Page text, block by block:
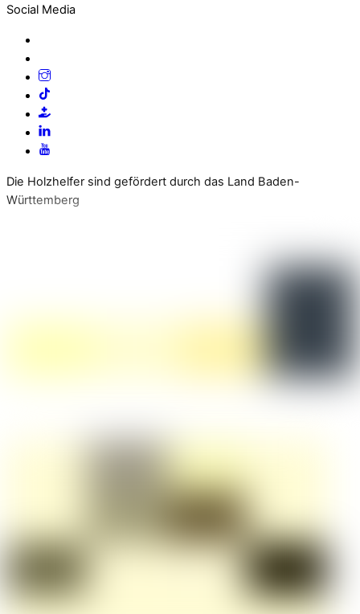
Social Media
Die Holzhelfer sind gefördert durch das Land Baden-
Württemberg